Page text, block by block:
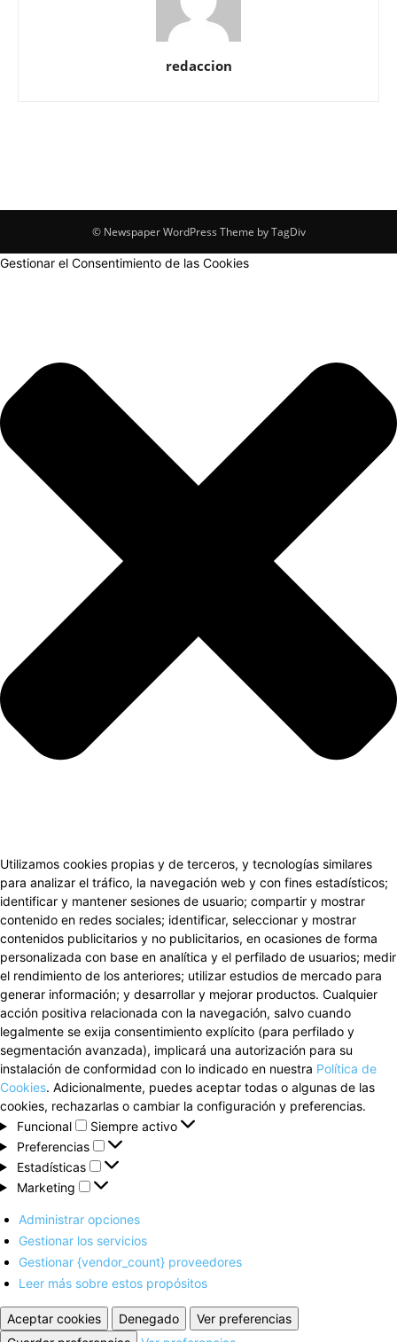
redaccion
© Newspaper WordPress Theme by TagDiv
Gestionar el Consentimiento de las Cookies
Utilizamos cookies propias y de terceros, y tecnologías similares
para analizar el tráfico, la navegación web y con fines estadísticos;
identificar y mantener sesiones de usuario; compartir y mostrar
contenido en redes sociales; identificar, seleccionar y mostrar
contenidos publicitarios y no publicitarios, en ocasiones de forma
personalizada con base en analítica y el perfilado de usuarios; medir
el rendimiento de los anteriores; utilizar estudios de mercado para
generar información; y desarrollar y mejorar productos. Cualquier
acción positiva relacionada con la navegación, salvo cuando
legalmente se exija consentimiento explícito (para perfilado y
segmentación avanzada), implicará una autorización para su
instalación de conformidad con lo indicado en nuestra Política de
Cookies. Adicionalmente, puedes aceptar todas o algunas de las
cookies, rechazarlas o cambiar la configuración y preferencias.
Funcional
Funcional
Siempre activo
Preferencias
Preferencias
Estadísticas
Estadísticas
Marketing
Marketing
Administrar opciones
Gestionar los servicios
Gestionar {vendor_count} proveedores
Leer más sobre estos propósitos
Aceptar cookies Denegado
Ver preferencias